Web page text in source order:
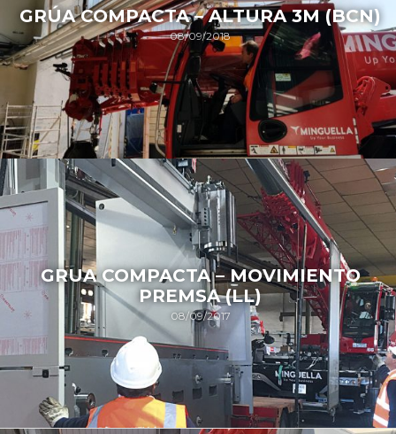
GRÚA COMPACTA – ALTURA 3M (BCN)
08/09/2018
GRUA COMPACTA – MOVIMIENTO
PREMSA (LL)
08/09/2017